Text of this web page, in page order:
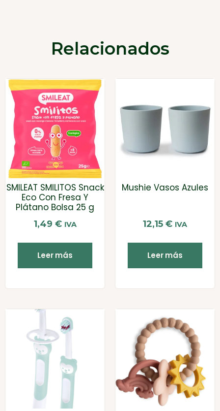
Relacionados
SMILEAT SMILITOS Snack
Eco Con Fresa Y
Plátano Bolsa 25 g
1,49 € IVA
Leer más
Mushie Vasos Azules
12,15 € IVA
Leer más